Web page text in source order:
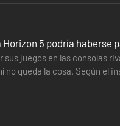
Horizon 5 podría haberse
juegos en las consolas
no queda la cosa. Según el